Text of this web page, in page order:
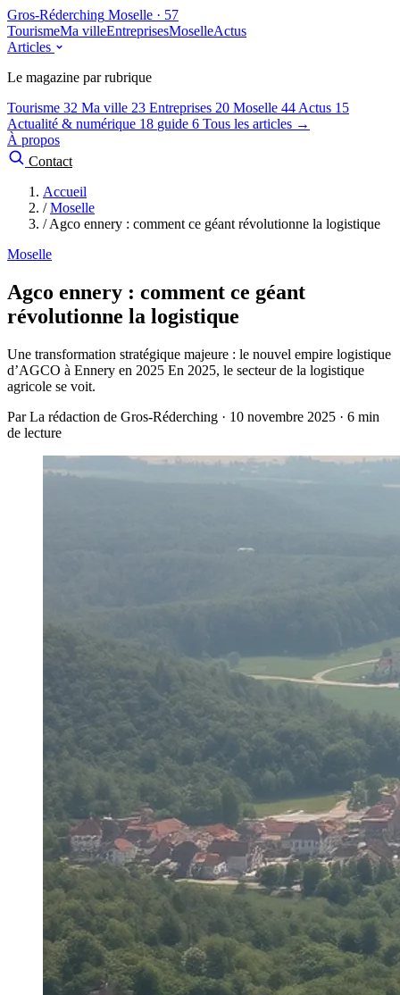
Gros-Réderching Moselle · 57
TourismeMa villeEntreprisesMoselleActus
Articles
Le magazine par rubrique
Tourisme 32 Ma ville 23 Entreprises 20 Moselle 44 Actus 15
Actualité & numérique 18 guide 6 Tous les articles →
À propos
Contact
Accueil
/ Moselle
/ Agco ennery : comment ce géant révolutionne la logistique
Moselle
Agco ennery : comment ce géant
révolutionne la logistique
Une transformation stratégique majeure : le nouvel empire logistique
d’AGCO à Ennery en 2025 En 2025, le secteur de la logistique
agricole se voit.
Par La rédaction de Gros-Réderching · 10 novembre 2025 · 6 min
de lecture